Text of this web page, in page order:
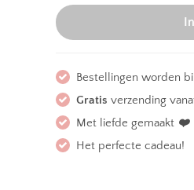
Bestellingen worden
Gratis verzending
Met liefde gemaakt ❤️
Het perfecte cadeau!